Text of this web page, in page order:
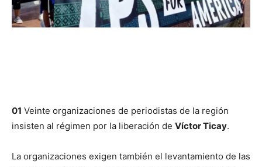
01 Veinte organizaciones de periodistas de la región
insisten al régimen por la liberación de Víctor Ticay.
La organizaciones exigen también el levantamiento de las